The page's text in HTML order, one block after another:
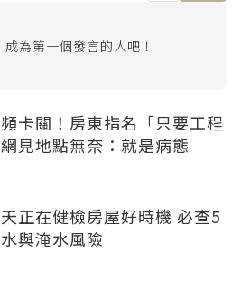
為第一個發言的人吧！
卡關！房東指名「只要工程
見地點無奈：就是病態
正在健檢房屋好時機 必查5
與淹水風險